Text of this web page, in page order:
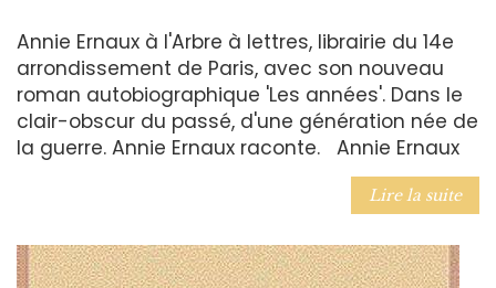
Annie Ernaux à l'Arbre à lettres, librairie du 14e
arrondissement de Paris, avec son nouveau
roman autobiographique 'Les années'. Dans le
clair-obscur du passé, d'une génération née de
la guerre. Annie Ernaux raconte. Annie Ernaux
Lire la suite